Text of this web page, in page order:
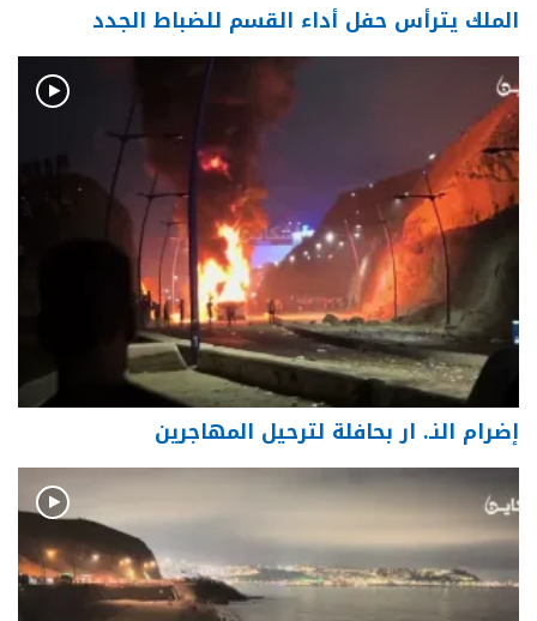
الملك يترأس حفل أداء القسم للضباط الجدد
إضرام النـ. ار بحافلة لترحيل المهاجرين